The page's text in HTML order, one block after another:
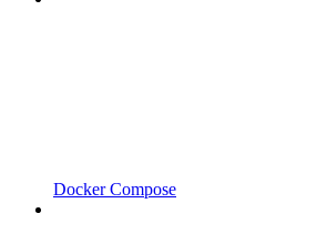
Docker Compose